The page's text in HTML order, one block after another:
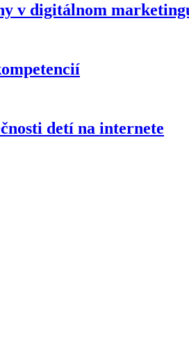
v digitálnom
detí na internete